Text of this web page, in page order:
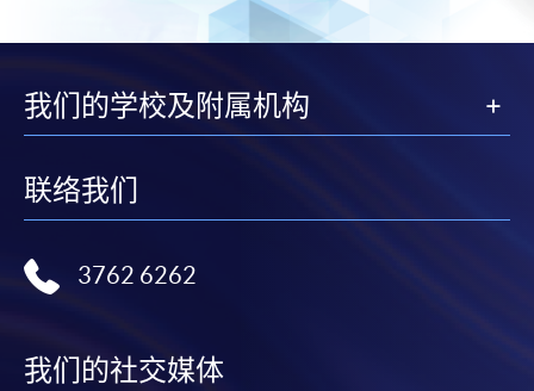
我们的学校及附属机构
联络我们
3762 6262
我们的社交媒体